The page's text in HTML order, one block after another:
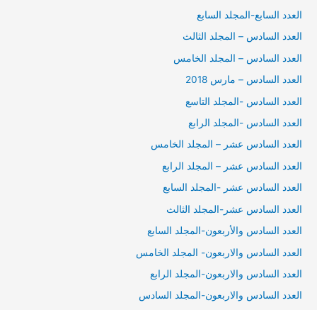
العدد السابع-المجلد السابع
العدد السادس – المجلد الثالث
العدد السادس – المجلد الخامس
العدد السادس – مارس 2018
العدد السادس -المجلد التاسع
العدد السادس -المجلد الرابع
العدد السادس عشر – المجلد الخامس
العدد السادس عشر – المجلد الرابع
العدد السادس عشر -المجلد السابع
العدد السادس عشر-المجلد الثالث
العدد السادس والأربعون-المجلد السابع
العدد السادس والاربعون- المجلد الخامس
العدد السادس والاربعون-المجلد الرابع
العدد السادس والاربعون-المجلد السادس